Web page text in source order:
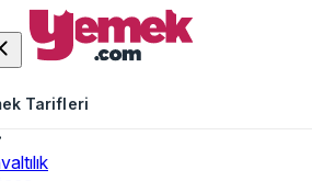
Tarifleri